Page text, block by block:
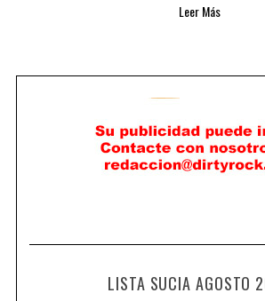
Leer Más
LISTA SUCIA AGOSTO